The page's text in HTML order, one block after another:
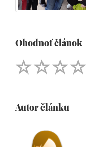
Ohodnoť článok
Autor článku